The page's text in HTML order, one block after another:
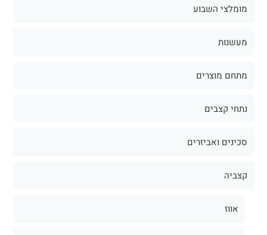
מומלצי השבוע
מעשנות
מתחם מוצרים
נתחי קצבים
סכינים ואביזרים
קצביה
אווז